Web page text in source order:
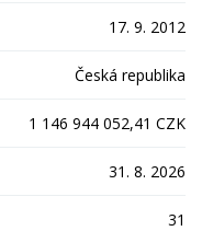
17. 9. 2012
Česká republika
1 146 944 052,41 CZK
31. 8. 2026
31